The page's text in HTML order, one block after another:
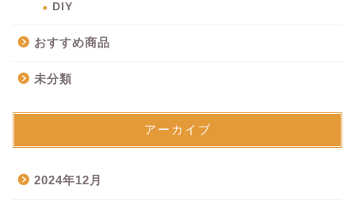
DIY
おすすめ商品
未分類
アーカイブ
2024年12月